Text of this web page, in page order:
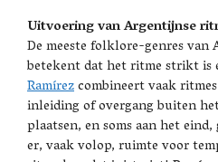
Uitvoering van Argentijnse
De meeste folklore-genres
betekent dat het ritme strikt is
Ramírezcombineert vaak
inleiding of overgang buiten
plaatsen, en soms aan het
er, vaak volop, ruimte voor